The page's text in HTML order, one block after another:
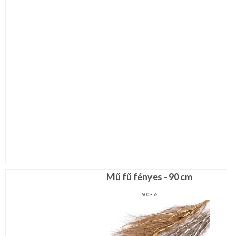
Mű fű fényes - 90 cm
900352